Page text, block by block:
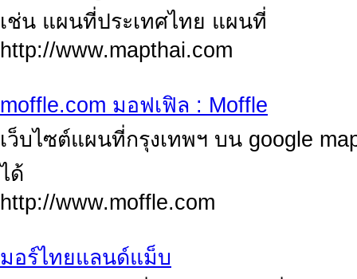
เช่น แผนที่ประเทศไทย แผนที่
http://www.mapthai.com
moffle.com มอฟเฟิล : Moffle
เว็บไซต์แผนที่กรุงเทพฯ บน google
ได้
http://www.moffle.com
มอร์ไทยแลนด์แม็บ